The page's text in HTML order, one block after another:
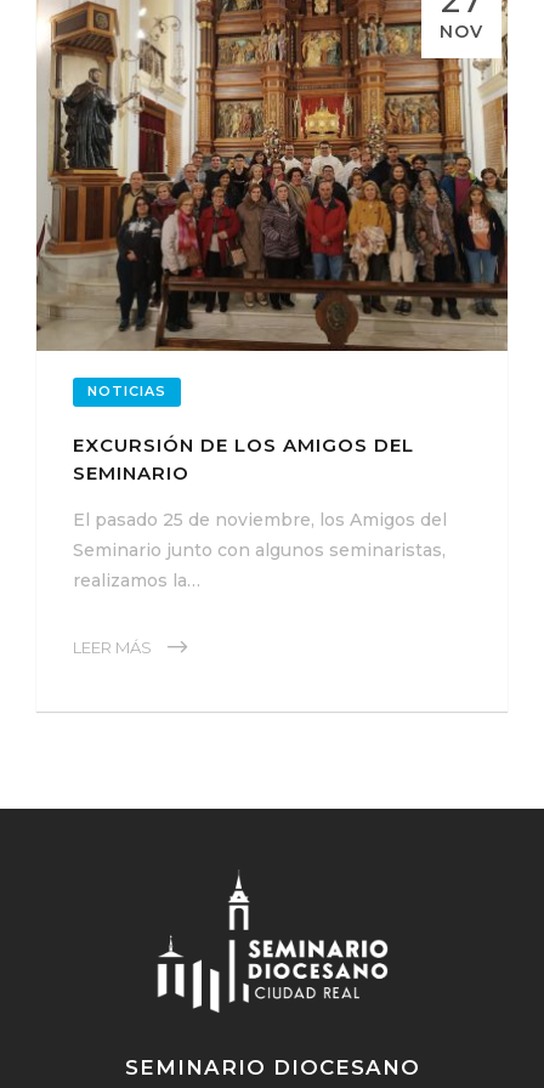
NOV
NOTICIAS
EXCURSIÓN DE LOS AMIGOS DEL
SEMINARIO
El pasado 25 de noviembre, los Amigos del
Seminario junto con algunos seminaristas,
realizamos la…
LEER MÁS
SEMINARIO DIOCESANO